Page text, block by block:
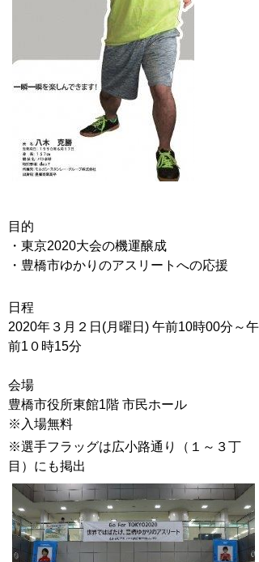
目的
・東京2020大会の機運醸成
・豊橋市ゆかりのアスリートへの応援
日程
2020年３月２日(月曜日) 午前10時00分～午
前1０時15分
会場
豊橋市役所東館1階 市民ホール
※入場無料
※選手フラッグは広小路通り（１～３丁
目）にも掲出